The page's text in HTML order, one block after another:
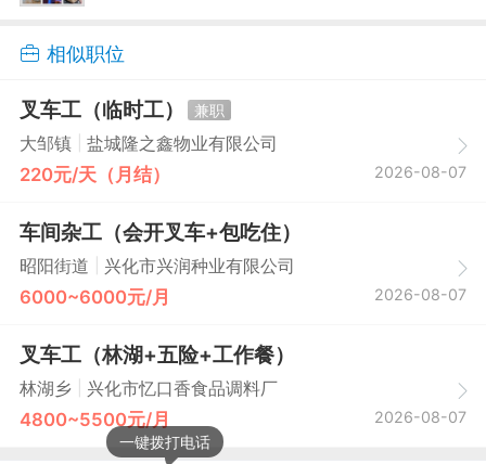
相似职位
叉车工（临时工）
兼职
大邹镇
盐城隆之鑫物业有限公司
220元/天（月结） 2026-08-07
车间杂工（会开叉车+包吃住）
昭阳街道 兴化市兴润种业有限公司
6000~6000元/月 2026-08-07
叉车工（林湖+五险+工作餐）
林湖乡 兴化市忆口香食品调料厂
4800~5500元/月
2026-08-07
一键拨打电话